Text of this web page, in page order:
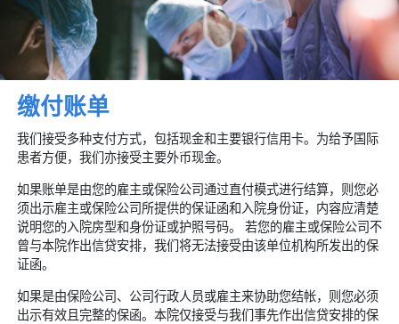
探索
患者和访客
项目与促销
保健中心
请求预约
缴付账单
我们接受多种支付方式，包括现金和主要银行信用卡。为给予国际
患者方便，我们亦接受主要外币现金。
如果账单是由您的雇主或保险公司通过直付模式进行结算，则您必
须出示雇主或保险公司所提供的保证函和入院身份证，内容应清楚
说明您的入院房型和身份证或护照号码。 若您的雇主或保险公司不
曾与本院作出信贷安排，我们将无法接受由该单位机构所发出的保
证函。
如果是由保险公司、公司行政人员或雇主来协助您结帐，则您必须
出示有效且完整的保函。本院仅接受与我们事先作出信贷安排的保